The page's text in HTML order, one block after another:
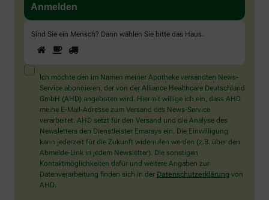
Sind Sie ein Mensch? Dann wählen Sie bitte das Haus.
Sind
Sie
ein
Mensch?
Dann
wählen
Sie
bitte
das
Haus.
1 2
Ich möchte den im Namen meiner Apotheke versandten News-
Service abonnieren, der von der Alliance Healthcare Deutschland
GmbH (AHD) angeboten wird. Hiermit willige ich ein, dass AHD
meine E-Mail-Adresse zum Versand des News-Service
verarbeitet. AHD setzt für den Versand und die Analyse des
Newsletters den Dienstleister Emarsys ein. Die Einwilligung
kann jederzeit für die Zukunft widerrufen werden (z.B. über den
Abmelde-Link in jedem Newsletter). Die sonstigen
Kontaktmöglichkeiten dafür und weitere Angaben zur
Datenverarbeitung finden sich in der Datenschutzerklärung von
AHD.